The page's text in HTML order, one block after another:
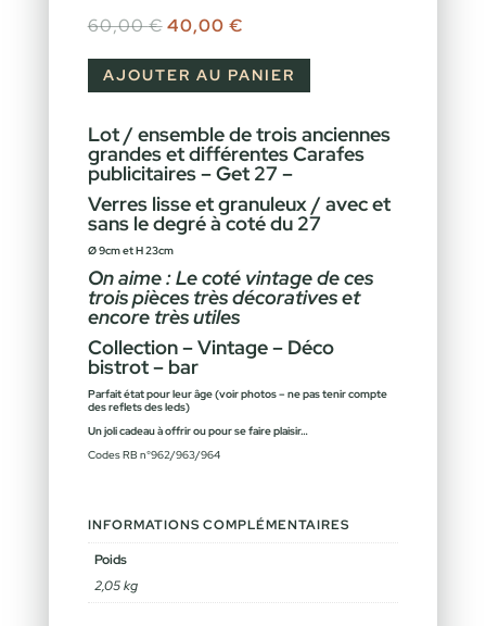
60,00€ Le prix initial était : 60,00 €.
40,00 €
AJOUTER AU PANIER
Lot / ensemble de trois anciennes
grandes et différentes Carafes
publicitaires – Get 27 –
Verres lisse et granuleux /avec et
sans le degré à coté du 27
Ø 9cm et H 23cm
On aime : Le coté vintage de ces
trois pièces très décoratives et
encore très utiles
Collection – Vintage – Déco
bistrot – bar
Parfait état pour leur âge (voir photos – ne pas tenir compte
des reflets des leds)
Un joli cadeau à offrir ou pour se faire plaisir…
Codes RB n°962/963/964
INFORMATIONS COMPLÉMENTAIRES
Poids
2,05 kg